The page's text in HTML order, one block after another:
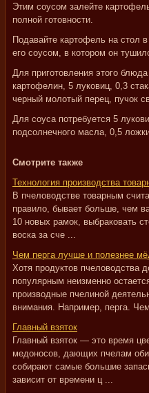
Этим соусом залейте
полной готовности.
Подавайте картофель на стол
его соусом, в котором он
Для приготовления этого
картофелин, 5 луковиц, 0,3
черный молотый перец, пучок
Для соуса потребуется 5
подсолнечного масла, 0,5
Смотрите также
Технология производства
В пчеловодстве товарным
правило, бывает больше, чем
10 новых рамок, выбраковать
воска за сче ...
Чем перга лучше и полезнее
Хотя продуктов пчеловодства
популярным неизменно
производные пчелиной
внимания. Например, перга.
Главный взяток
Главный взяток — это время
медоносов, дающих пчелам
собирают самые большие
зависит от времени ц ...